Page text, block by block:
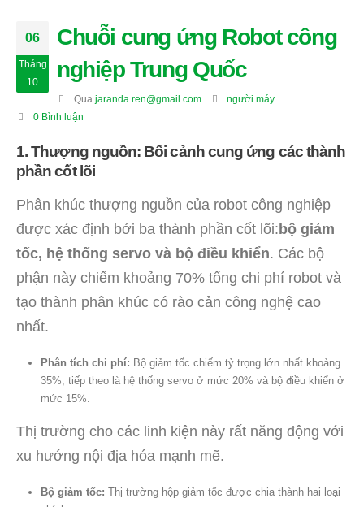
06
Tháng
10
Chuỗi cung ứng Robot công
nghiệp Trung Quốc
Qua jaranda.ren@gmail.com
người máy
0 Bình luận
1. Thượng nguồn: Bối cảnh cung ứng các thành
phần cốt lõi
Phân khúc thượng nguồn của robot công nghiệp
được xác định bởi ba thành phần cốt lõi: bộ giảm
tốc, hệ thống servo và bộ điều khiển. Các bộ
phận này chiếm khoảng 70% tổng chi phí robot và
tạo thành phân khúc có rào cản công nghệ cao
nhất.
Phân tích chi phí: Bộ giảm tốc chiếm tỷ trọng lớn nhất khoảng
35%, tiếp theo là hệ thống servo ở mức 20% và bộ điều khiển ở
mức 15%.
Thị trường cho các linh kiện này rất năng động với
xu hướng nội địa hóa mạnh mẽ.
Bộ giảm tốc: Thị trường hộp giảm tốc được chia thành hai loại